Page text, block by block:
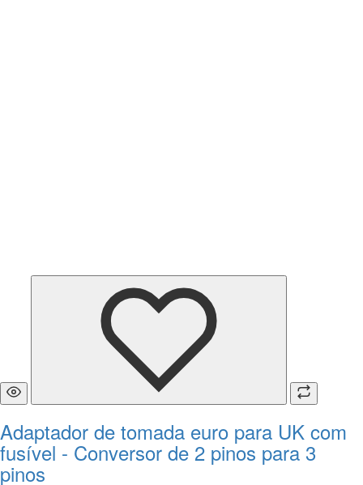
Adaptador de tomada euro para UK com
fusível - Conversor de 2 pinos para 3
pinos